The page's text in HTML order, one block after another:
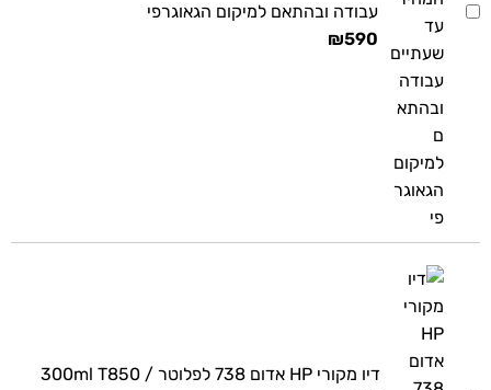
עבודה ובהתאם למיקום הגאוגרפי
₪590
דיו מקורי HP אדום 738 לפלוטר 300ml T850 /